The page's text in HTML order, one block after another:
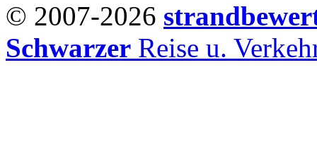
© 2007-2026
Schwarzer Reise u.